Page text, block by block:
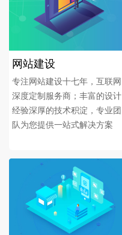
网站建设
专注网站建设十七年，互联网
深度定制服务商；丰富的设计
经验深厚的技术积淀，专业团
队为您提供一站式解决方案